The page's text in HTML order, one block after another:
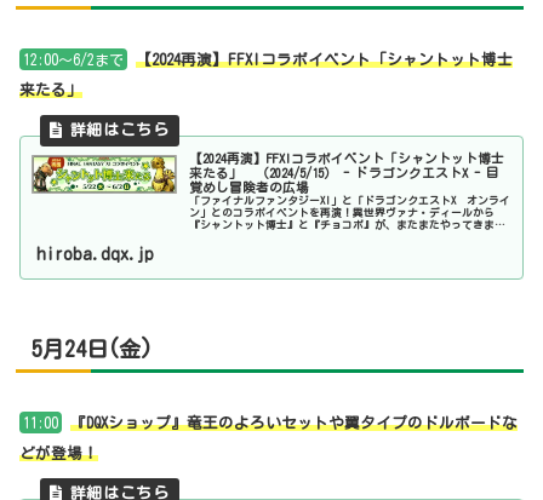
12:00～6/2まで
【2024再演】FFXIコラボイベント「シャントット博士
来たる」
【2024再演】FFXIコラボイベント「シャントット博士
来たる」 （2024/5/15） - ドラゴンクエストX - 目
覚めし冒険者の広場
「ファイナルファンタジーXI」と「ドラゴンクエストX オンライ
ン」とのコラボイベントを再演！異世界ヴァナ・ディールから
『シャントット博士』と『チョコボ』が、またまたやってきまし
hiroba.dqx.jp
5月24日(金)
11:00
『DQXショップ』竜王のよろいセットや翼タイプのドルボードな
どが登場！